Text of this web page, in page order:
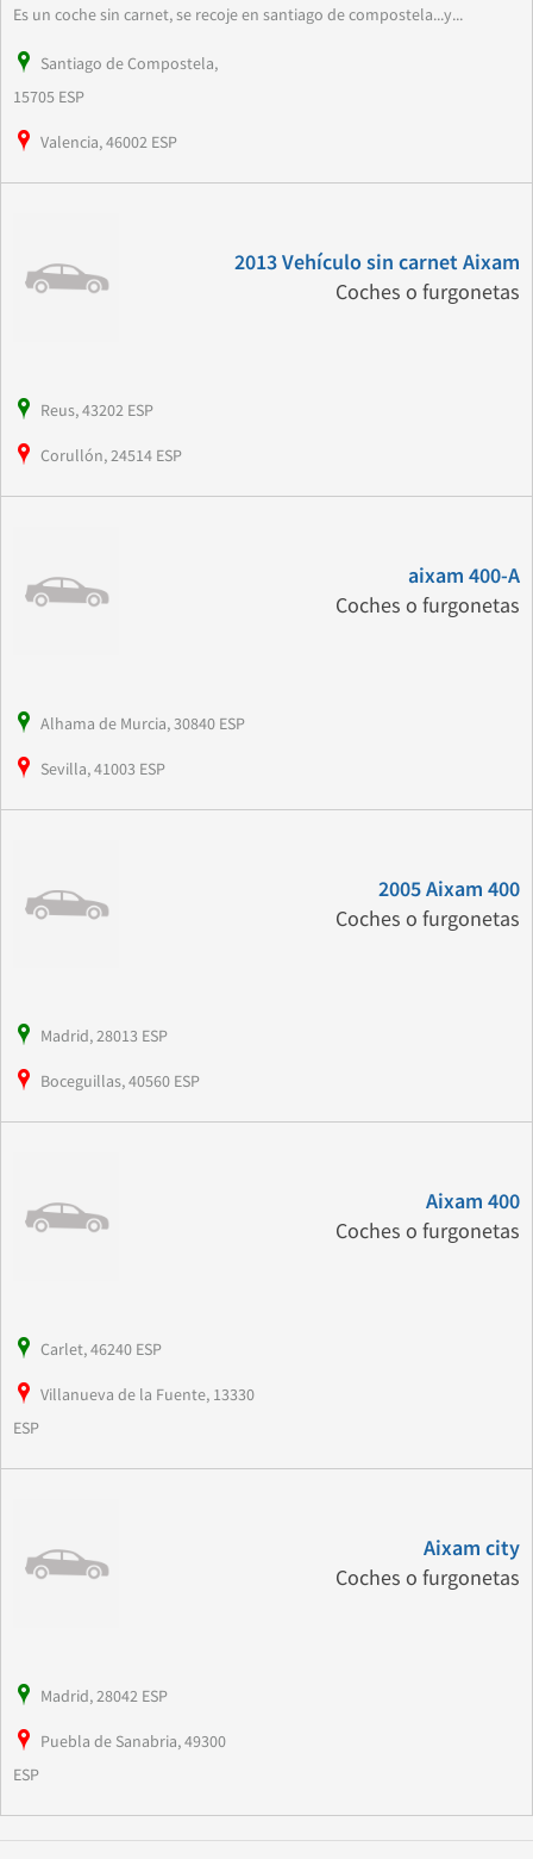
Es un coche sin carnet, se recoje en santiago de compostela...y...
Santiago de Compostela,
15705 ESP
Valencia, 46002 ESP
2013 Vehículo sin carnet Aixam
Coches o furgonetas
Reus, 43202 ESP
Corullón, 24514 ESP
aixam 400-A
Coches o furgonetas
Alhama de Murcia, 30840 ESP
Sevilla, 41003 ESP
2005 Aixam 400
Coches o furgonetas
Madrid, 28013 ESP
Boceguillas, 40560 ESP
Aixam 400
Coches o furgonetas
Carlet, 46240 ESP
Villanueva de la Fuente, 13330
ESP
Aixam city
Coches o furgonetas
Madrid, 28042 ESP
Puebla de Sanabria, 49300
ESP